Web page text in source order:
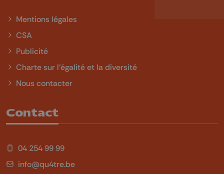
Mentions légales
CSA
Publicité
Charte sur l'égalité et la diversité
Nous contacter
Contact
04 254 99 99
info@qu4tre.be